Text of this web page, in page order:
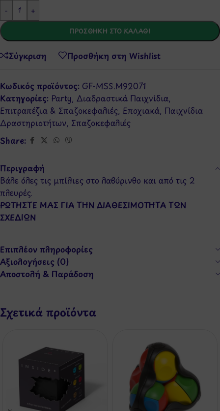
-
+
ΠΡΟΣΘΉΚΗ ΣΤΟ ΚΑΛΆΘΙ
Σύγκριση Προσθήκη στη Wishlist
Κωδικός προϊόντος: GF-MSS.M92071
Κατηγορίες: Party, Διαδραστικά Παιχνίδια,
Επιτραπέζια & Σπαζοκεφαλιές, Εποχιακά, Παιχνίδια
Δραστηριοτήτων, Σπαζοκεφαλιές
Share:
Περιγραφή
Bάλε όλες τις μπίλιες στο λαβύρινθο και από τις 2
πλευρές.
ΡΩΤΗΣΤΕ ΜΑΣ ΓΙΑ ΤΗΝ ΔΙΑΘΕΣΙΜΟΤΗΤΑ ΤΩΝ
ΣΧΕΔΙΩΝ
Επιπλέον πληροφορίες
Αξιολογήσεις (0)
Αποστολή & Παράδοση
Σχετικά προϊόντα